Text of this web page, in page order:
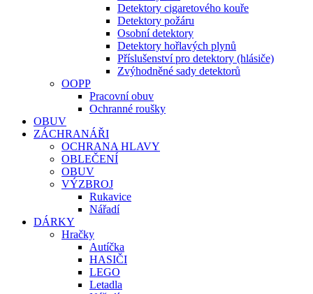
Detektory cigaretového kouře
Detektory požáru
Osobní detektory
Detektory hořlavých plynů
Příslušenství pro detektory (hlásiče)
Zvýhodněné sady detektorů
OOPP
Pracovní obuv
Ochranné roušky
OBUV
ZÁCHRANÁŘI
OCHRANA HLAVY
OBLEČENÍ
OBUV
VÝZBROJ
Rukavice
Nářadí
DÁRKY
Hračky
Autíčka
HASIČI
LEGO
Letadla